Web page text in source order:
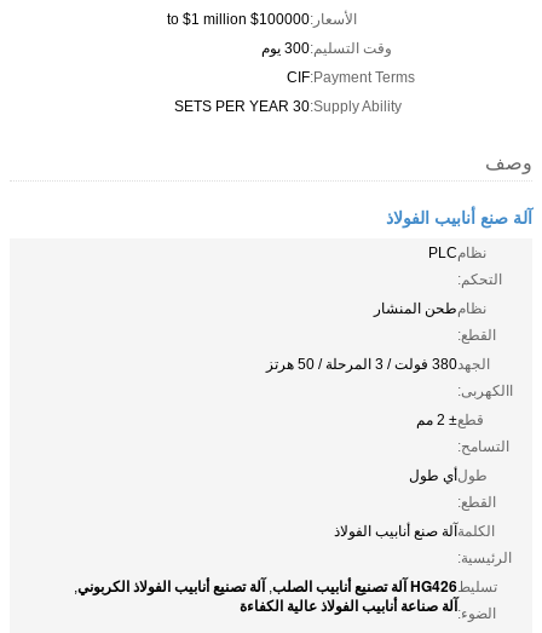
الأسعار:$100000 to $1 million
وقت التسليم:300 يوم
Payment Terms:
CIF
Supply Ability:
30 SETS PER YEAR
وصف
آلة صنع أنابيب الفولاذ
نظام
التحكم:
PLC
نظام
القطع:
طحن المنشار
الجهد
االكهربى:
380 فولت / 3 المرحلة / 50 هرتز
قطع
التسامح:
± 2 مم
طول
القطع:
أي طول
الكلمة
الرئيسية:
آلة صنع أنابيب الفولاذ
تسليط
الضوء:
HG426 آلة تصنيع أنابيب الصلب , آلة تصنيع أنابيب الفولاذ الكربوني,
آلة صناعة أنابيب الفولاذ عالية الكفاءة